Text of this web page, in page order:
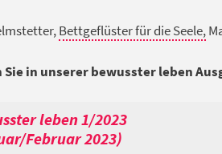
Bettgeflüster für die Seele,
in unserer bewusster leben
leben 1/2023
Februar 2023)